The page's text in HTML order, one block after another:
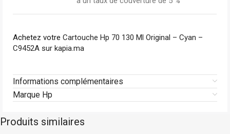
Achetez votre Cartouche Hp 70 130 Ml Original – Cyan –
C9452A sur kapia.ma
Informations complémentaires
Marque Hp
Produits similaires
Hp